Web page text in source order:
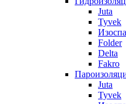
Juta
Tyvek
Folder
Delta
Fakro
Juta
Tyvek